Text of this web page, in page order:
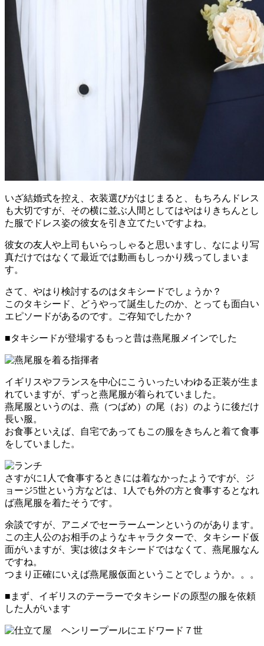
いざ結婚式を控え、衣装選びがはじまると、もちろんドレス
も大切ですが、その横に並ぶ人間としてはやはりきちんとし
た服でドレス姿の彼女を引き立てたいですよね。
彼女の友人や上司もいらっしゃると思いますし、なにより写
真だけではなくて最近では動画もしっかり残ってしまいま
す。
さて、やはり検討するのはタキシードでしょうか？
このタキシード、どうやって誕生したのか、とっても面白い
エピソードがあるのです。ご存知でしたか？
■タキシードが登場するもっと昔は燕尾服メインでした
イギリスやフランスを中心にこういったいわゆる正装が生ま
れていますが、ずっと燕尾服が着られていました。
燕尾服というのは、燕（つばめ）の尾（お）のように後だけ
長い服。
お食事といえば、自宅であってもこの服をきちんと着て食事
をしていました。
さすがに1人で食事するときには着なかったようですが、ジ
ョージ5世という方などは、1人でも外の方と食事するとなれ
ば燕尾服を着たそうです。
余談ですが、アニメでセーラームーンというのがあります。
この主人公のお相手のようなキャラクターで、タキシード仮
面がいますが、実は彼はタキシードではなくて、燕尾服なん
ですね。
つまり正確にいえば燕尾服仮面ということでしょうか。。。
■まず、イギリスのテーラーでタキシードの原型の服を依頼
した人がいます